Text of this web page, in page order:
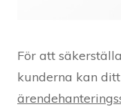
För att
kunderna kan